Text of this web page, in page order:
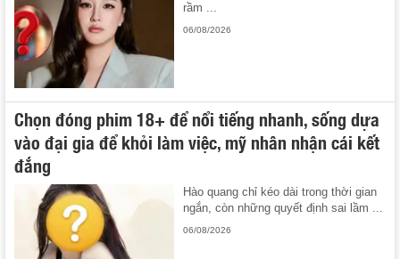
rầm ...
06/08/2026
Chọn đóng phim 18+ để nổi tiếng nhanh, sống dựa
vào đại gia để khỏi làm việc, mỹ nhân nhận cái kết
đắng
Hào quang chỉ kéo dài trong thời gian
ngắn, còn những quyết định sai lầm ...
06/08/2026